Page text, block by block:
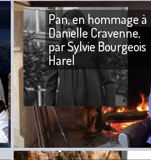
Buzz Aldrin La Pleine Lune du
Loup me fait penser à une
rencontre lunaire. Nous
sommes fin 2003 ou début
2004,
Pan, en hommage à
Danielle Cravenne,
par Sylvie Bourgeois
Harel